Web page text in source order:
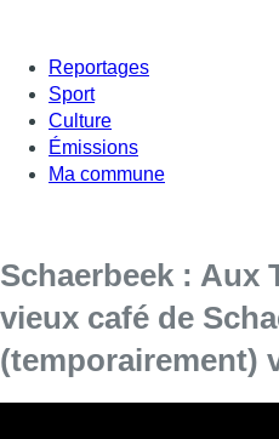
Reportages
Sport
Culture
Émissions
Ma commune
Schaerbeek : Aux
vieux café de
(temporairement)